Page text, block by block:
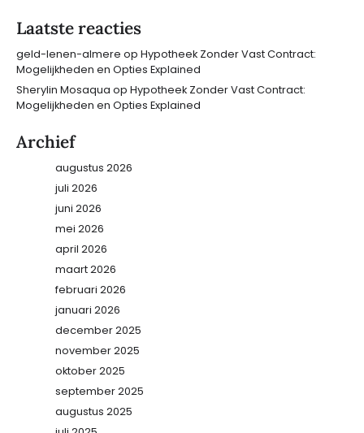
Laatste reacties
geld-lenen-almere op Hypotheek Zonder Vast Contract:
Mogelijkheden en Opties Explained
Sherylin Mosaqua op Hypotheek Zonder Vast Contract:
Mogelijkheden en Opties Explained
Archief
augustus 2026
juli 2026
juni 2026
mei 2026
april 2026
maart 2026
februari 2026
januari 2026
december 2025
november 2025
oktober 2025
september 2025
augustus 2025